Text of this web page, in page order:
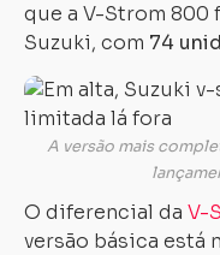
que a V-Strom 800
Suzuki, com 74
A versão mais
O diferencial da V-
versão básica está